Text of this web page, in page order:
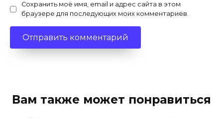
Сохранить моё имя, email и адрес сайта в этом
браузере для последующих моих комментариев.
Вам также может понравиться